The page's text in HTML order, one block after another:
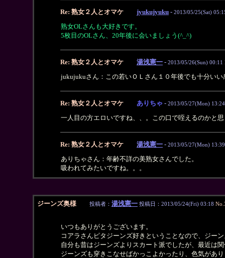
Re: 熟女２人とオマケ jyukujyuku - 2013/05/25(Sat)
熟女OLさんも大好きです。
5枚目のOLさん、20年後に会いましょう(^_^)
Re: 熟女２人とオマケ 湯浅憲一 - 2013/05/26(Sun) 00:11
jukujukuさん：この若いＯＬさん１０年後でも十分い
Re: 熟女２人とオマケ ありちゃ - 2013/05/27(Mon) 13:24
一人目の方エロいですね、、。この口で咥えるのかと
Re: 熟女２人とオマケ 湯浅憲一 - 2013/05/27(Mon) 13:39
ありちゃさん：年齢不詳の美熟女さんでした。
吸われてみたいですね。。。
ジーンズ奥様 投稿者： 湯浅憲一 投稿日：2013/05/24(Fri) 03:18
いつもありがとうございます。
コアラさんピタジーンズ好きということなので、ジー
自分も昔はジーンズよりスカート派でしたが、最近は
ジーンズも穿きこなせばかっこよかったり、色気があ